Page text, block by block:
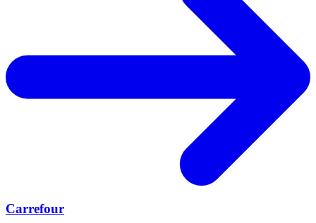
Carrefour